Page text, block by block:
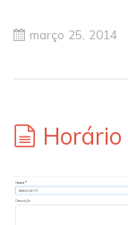
março 25, 2014